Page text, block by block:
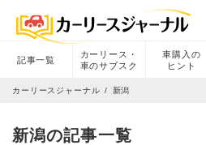
記事一覧
カーリース・
車のサブスク
車購入の
ヒント
カーリースジャーナル 新潟
新潟の記事一覧